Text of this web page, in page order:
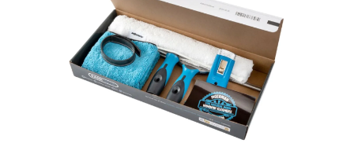
UNGER PRO Advanced Kit 4v1 - sada na mytí oken
UNGER ErgoTec NINJA Starter Kit 2v1 - profesionální
UNGER AKN12 ErgoTec Ninja Profesionální sada na